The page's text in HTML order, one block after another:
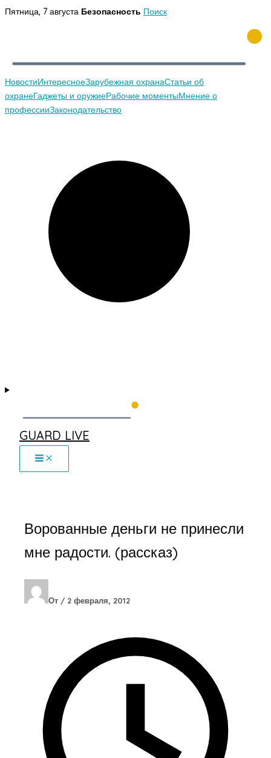
Перейти
Пятница, 7 августа Безопасность Поиск
НовостиИнтересноеЗарубежная охранаСтатьи об
охранеГаджеты и оружиеРабочие моментыМнение о
профессииЗаконодательство
GUARD LIVE
Ворованные деньги не принесли
мне радости. (рассказ)
От / 2 февраля, 2012